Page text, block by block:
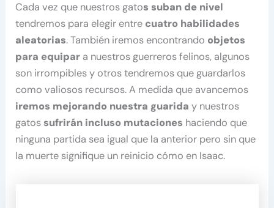
Cada vez que nuestros gatos suban de nivel
tendremos para elegir entre cuatro habilidades
aleatorias. También iremos encontrando objetos
para equipar a nuestros guerreros felinos, algunos
son irrompibles y otros tendremos que guardarlos
como valiosos recursos. A medida que avancemos
iremos mejorando nuestra guarida y nuestros
gatossufrirán incluso mutaciones haciendo que
ninguna partida sea igual que la anterior pero sin que
la muerte signifique un reinicio cómo en Isaac.